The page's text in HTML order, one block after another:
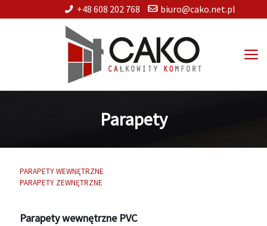
+48 608 202 768 biuro@cako.net.pl
Parapety
PARAPETY WEWNĘTRZNE
PARAPETY ZEWNĘTRZNE
Parapety wewnętrzne PVC